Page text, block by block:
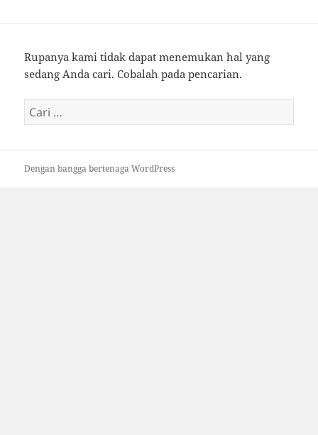
Rupanya kami tidak dapat menemukan hal yang
sedang Anda cari. Cobalah pada pencarian.
Cari
untuk:
Dengan bangga bertenaga WordPress